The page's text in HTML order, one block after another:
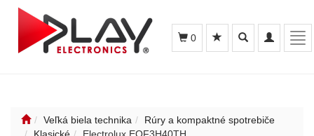
Toggle
navigation
Toggle
search
0
Veľká biela technika
Rúry a kompaktné spotrebiče